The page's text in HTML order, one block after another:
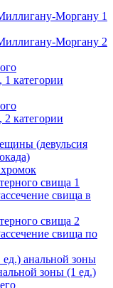
Моргану 1
Моргану 2
1 категории
2 категории
(девульсия
свища 1
свища в
свища 2
свища по
анальной зоны
зоны (1 ед.)